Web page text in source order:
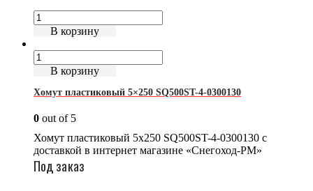
В корзину
В корзину
Хомут пластиковый 5×250 SQ500ST-4-0300130
0 out of 5
Хомут пластиковый 5x250 SQ500ST-4-0300130 с
доставкой в интернет магазине «Снегоход-РМ»
Под заказ